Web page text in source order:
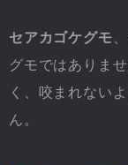
セアカゴケグモ
グモではありま
く、咬まれない
ん。